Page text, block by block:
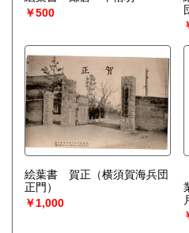
￥500
絵葉書 賀正（横須賀海兵団
正門）
￥1,000